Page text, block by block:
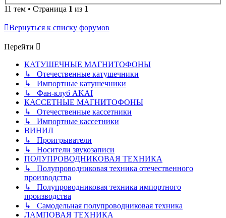
11 тем • Страница 1 из 1
Вернуться к списку форумов
Перейти
КАТУШЕЧНЫЕ МАГНИТОФОНЫ
↳ Отечественные катушечники
↳ Импортные катушечники
↳ Фан-клуб AKAI
КАССЕТНЫЕ МАГНИТОФОНЫ
↳ Отечественные кассетники
↳ Импортные кассетники
ВИНИЛ
↳ Проигрыватели
↳ Носители звукозаписи
ПОЛУПРОВОДНИКОВАЯ ТЕХНИКА
↳ Полупроводниковая техника отечественного
производства
↳ Полупроводниковая техника импортного
производства
↳ Самодельная полупроводниковая техника
ЛАМПОВАЯ ТЕХНИКА